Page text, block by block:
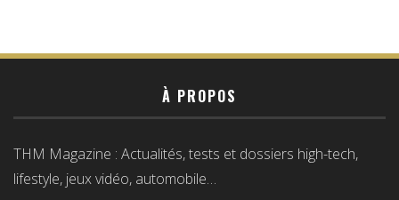
À PROPOS
THM Magazine : Actualités, tests et dossiers high-tech,
lifestyle, jeux vidéo, automobile…